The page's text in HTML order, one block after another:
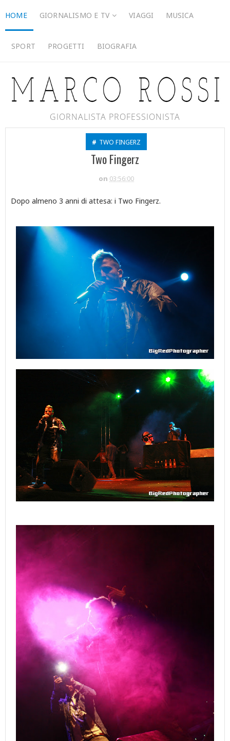
HOME GIORNALISMO E TV VIAGGI MUSICA
SPORT PROGETTI BIOGRAFIA
GIORNALISTA PROFESSIONISTA
# TWO FINGERZ
Two Fingerz
on 03:56:00
Dopo almeno 3 anni di attesa: i Two Fingerz.